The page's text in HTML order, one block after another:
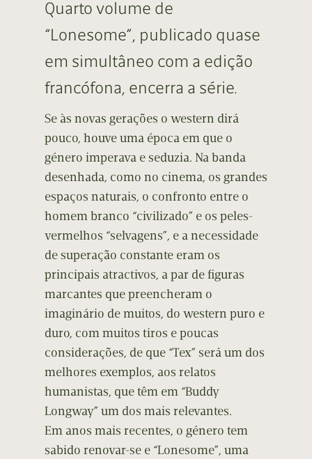
Quarto volume de
“Lonesome”, publicado quase
em simultâneo com a edição
francófona, encerra a série.
Se às novas gerações o western dirá
pouco, houve uma época em que o
género imperava e seduzia. Na banda
desenhada, como no cinema, os grandes
espaços naturais, o confronto entre o
homem branco “civilizado” e os peles-
vermelhos “selvagens”, e a necessidade
de superação constante eram os
principais atractivos, a par de figuras
marcantes que preencheram o
imaginário de muitos, do western puro e
duro, com muitos tiros e poucas
considerações, de que “Tex” será um dos
melhores exemplos, aos relatos
humanistas, que têm em “Buddy
Longway” um dos mais relevantes.
Em anos mais recentes, o género tem
sabido renovar-se e “Lonesome”, uma